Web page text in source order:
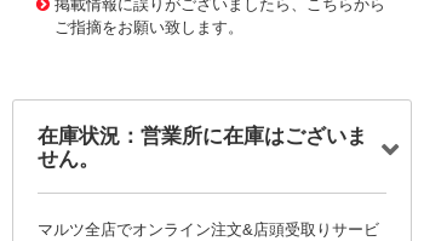
掲載情報に誤りがございましたら、こちらから
ご指摘をお願い致します。
在庫状況：営業所に在庫はございま
せん。
マルツ全店でオンライン注文&店頭受取りサービ